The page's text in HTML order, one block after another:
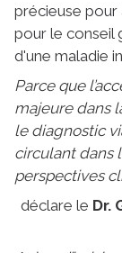
précieuse pour
pour le conseil
d'une maladie
Parce que
majeure dans
le diagnostic
circulant dans
perspectives
déclare le Dr.